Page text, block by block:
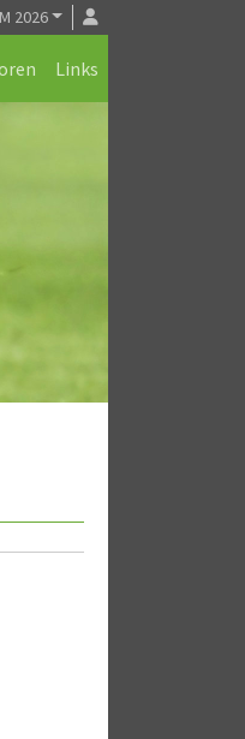
2026
Links